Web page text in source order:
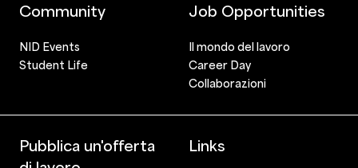
Community
NID Events
Student Life
Job Opportunities
Il mondo del lavoro
Career Day
Collaborazioni
Pubblica un'offerta
Links